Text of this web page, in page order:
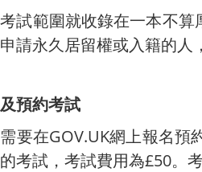
試範圍就收錄在一本不
請永久居留權或入籍的人
預約考試
要在GOV.UK網上報名預
考試，考試費用為£50。